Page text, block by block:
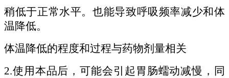
稍低于正常水平。也能导致呼吸频率减少和体
温降低。
体温降低的程度和过程与药物剂量相关
2.使用本品后，可能会引起胃肠蠕动减慢，同